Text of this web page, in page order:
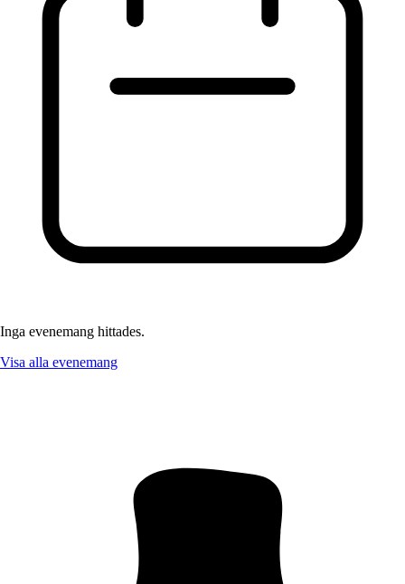
Inga evenemang hittades.
Visa alla evenemang